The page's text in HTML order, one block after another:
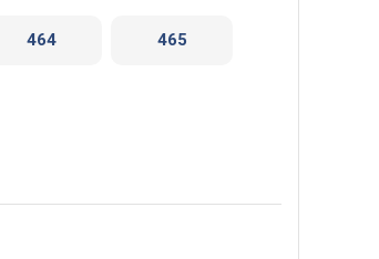
464 465